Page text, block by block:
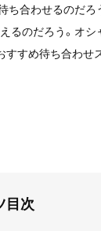
ち合わせるのだろ
るのだろう。オ
すすめ待ち合わせ
目次